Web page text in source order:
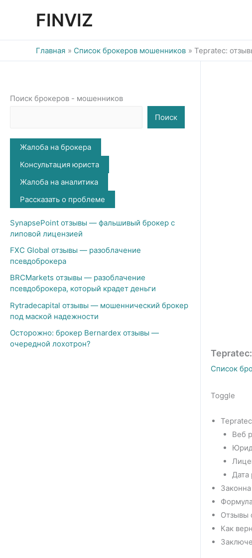
FINVIZ
Главная Список брокеров мошенников Tepratec:
Поиск брокеров - мошенников
Поиск
Жалоба на брокера
Консультация юриста
Жалоба на аналитика
Рассказать о проблеме
SynapsePoint отзывы — фальшивый брокер с
липовой лицензией
FXC Global отзывы — разоблачение
псевдоброкера
BRCMarkets отзывы — разоблачение
псевдоброкера, который крадет деньги
Rytradecapital отзывы — мошеннический брокер
под маской надежности
Осторожно: брокер Bernardex отзывы —
очередной лохотрон?
Список
Toggle
Веб
Дата
Отзывы
Как